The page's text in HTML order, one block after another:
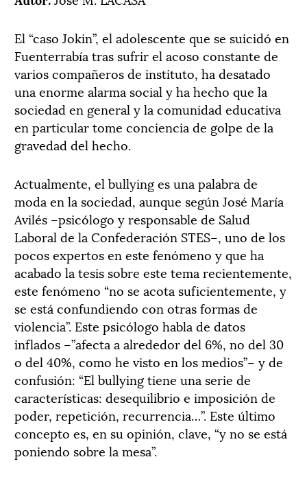
El “caso Jokin”, el adolescente que se suicidó en
Fuenterrabía tras sufrir el acoso constante de
varios compañeros de instituto, ha desatado
una enorme alarma social y ha hecho que la
sociedad en general y la comunidad educativa
en particular tome conciencia de golpe de la
gravedad del hecho.
Actualmente, el bullying es una palabra de
moda en la sociedad, aunque según José María
Avilés –psicólogo y responsable de Salud
Laboral de la Confederación STES–, uno de los
pocos expertos en este fenómeno y que ha
acabado la tesis sobre este tema recientemente,
este fenómeno “no se acota suficientemente, y
se está confundiendo con otras formas de
violencia”. Este psicólogo habla de datos
inflados –”afecta a alrededor del 6%, no del 30
o del 40%, como he visto en los medios”– y de
confusión: “El bullying tiene una serie de
características: desequilibrio e imposición de
poder, repetición, recurrencia…”. Este último
concepto es, en su opinión, clave, “y no se está
poniendo sobre la mesa”.